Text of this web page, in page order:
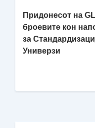
Придонесот на
броевите кон
за
Универзи